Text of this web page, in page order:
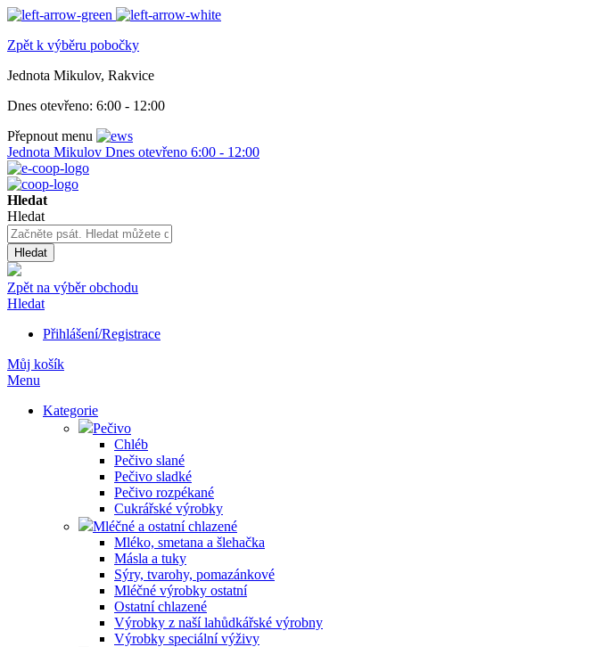
Zpět k výběru pobočky
Jednota Mikulov, Rakvice
Dnes otevřeno: 6:00 - 12:00
Přepnout menu
Jednota Mikulov Dnes otevřeno 6:00 - 12:00
Hledat
Hledat
Hledat
Zpět na výběr obchodu
Hledat
Přihlášení/Registrace
Můj košík
Menu
Kategorie
Pečivo
Chléb
Pečivo slané
Pečivo sladké
Pečivo rozpékané
Cukrářské výrobky
Mléčné a ostatní chlazené
Mléko, smetana a šlehačka
Másla a tuky
Sýry, tvarohy, pomazánkové
Mléčné výrobky ostatní
Ostatní chlazené
Výrobky z naší lahůdkářské výrobny
Výrobky speciální výživy